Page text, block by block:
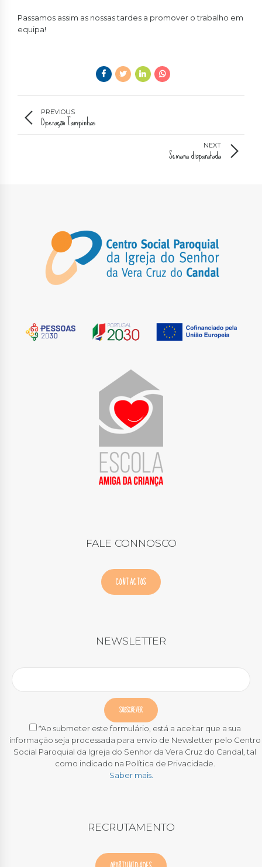
Passamos assim as nossas tardes a promover o trabalho em
equipa!
PREVIOUS
Operação Tampinhas
NEXT
Semana disparatada
FALE CONNOSCO
CONTACTOS
NEWSLETTER
*Ao submeter este formulário, está a aceitar que a sua
informação seja processada para envio de Newsletter pelo Centro
Social Paroquial da Igreja do Senhor da Vera Cruz do Candal, tal
como indicado na Política de Privacidade.
Saber mais.
RECRUTAMENTO